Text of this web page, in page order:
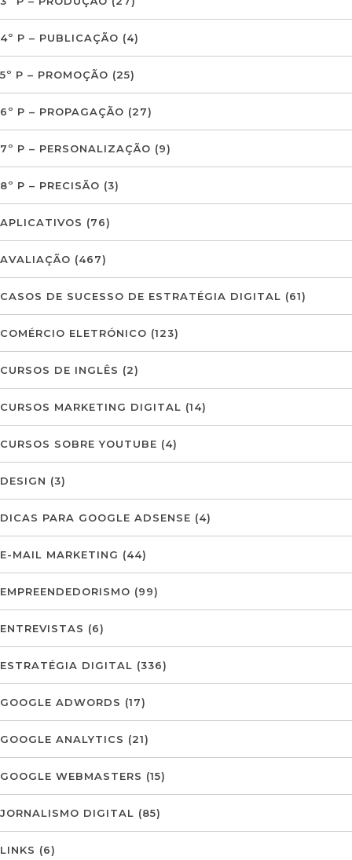
4º P – PUBLICAÇÃO (4)
5º P – PROMOÇÃO (25)
6º P – PROPAGAÇÃO (27)
7º P – PERSONALIZAÇÃO (9)
8º P – PRECISÃO (3)
APLICATIVOS (76)
AVALIAÇÃO (467)
CASOS DE SUCESSO DE ESTRATÉGIA DIGITAL (61)
COMÉRCIO ELETRÓNICO (123)
CURSOS DE INGLÊS (2)
CURSOS MARKETING DIGITAL (14)
CURSOS SOBRE YOUTUBE (4)
DESIGN (3)
DICAS PARA GOOGLE ADSENSE (4)
E-MAIL MARKETING (44)
EMPREENDEDORISMO (99)
ENTREVISTAS (6)
ESTRATÉGIA DIGITAL (336)
GOOGLE ADWORDS (17)
GOOGLE ANALYTICS (21)
GOOGLE WEBMASTERS (15)
JORNALISMO DIGITAL (85)
LINKS (6)